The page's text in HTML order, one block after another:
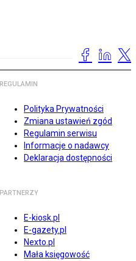
REGULAMIN
Polityka Prywatności
Zmiana ustawień zgód
Regulamin serwisu
Informacje o nadawcy
Deklaracja dostępności
PARTNERZY
E-kiosk.pl
E-gazety.pl
Nexto.pl
Mała księgowość